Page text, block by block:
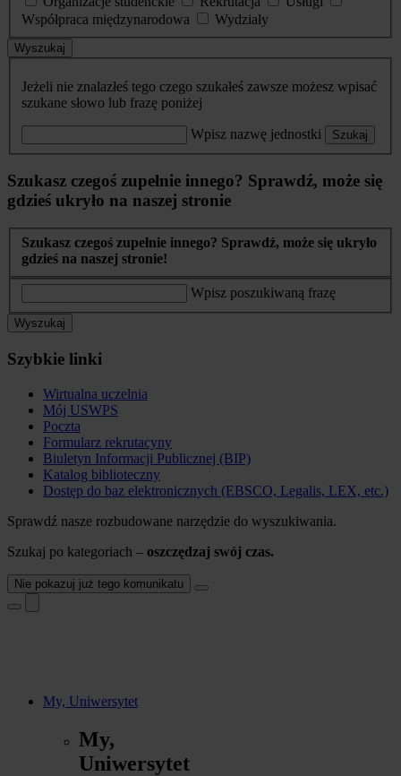
Współpraca międzynarodowa
Wydziały
Wyszukaj
Jeżeli nie znalazłeś tego czego szukałeś zawsze możesz wpisać
szukane słowo lub frazę poniżej
Wpisz nazwę jednostki Szukaj
Szukasz czegoś zupełnie innego? Sprawdź, może się
gdzieś ukryło na naszej stronie
Szukasz czegoś zupełnie innego? Sprawdź, może się ukryło
gdzieś na naszej stronie!
Wpisz poszukiwaną frazę
Wyszukaj
Szybkie linki
Wirtualna uczelnia
Mój USWPS
Poczta
Formularz rekrutacyny
Biuletyn Informacji Publicznej (BIP)
Katalog biblioteczny
Dostęp do baz elektronicznych (EBSCO, Legalis, LEX, etc.)
Sprawdź nasze rozbudowane narzędzie do wyszukiwania.
Szukaj po kategoriach – oszczędzaj swój czas.
Nie pokazuj już tego komunikatu
My, Uniwersytet
My,
Uniwersytet